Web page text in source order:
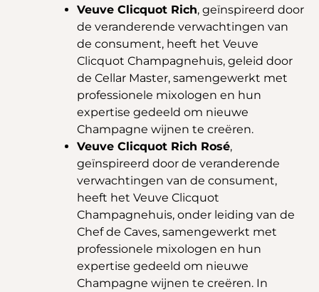
Veuve Clicquot Rich, geïnspireerd door
de veranderende verwachtingen van
de consument, heeft het Veuve
Clicquot Champagnehuis, geleid door
de Cellar Master, samengewerkt met
professionele mixologen en hun
expertise gedeeld om nieuwe
Champagne wijnen te creëren.
Veuve Clicquot Rich Rosé,
geïnspireerd door de veranderende
verwachtingen van de consument,
heeft het Veuve Clicquot
Champagnehuis, onder leiding van de
Chef de Caves, samengewerkt met
professionele mixologen en hun
expertise gedeeld om nieuwe
Champagne wijnen te creëren. In